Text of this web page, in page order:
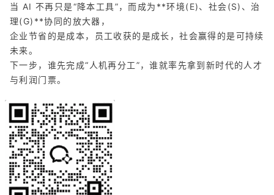
当 AI 不再只是“降本工具”，而成为**环境(E)、社会(S)、治
理(G)**协同的放大器，
企业节省的是成本，员工收获的是成长，社会赢得的是可持续
未来。
下一步，谁先完成“人机再分工”，谁就率先拿到新时代的人才
与利润门票。